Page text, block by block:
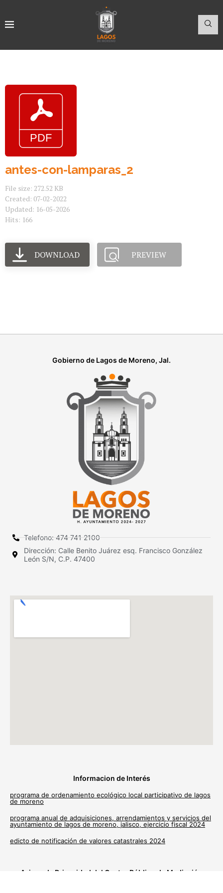
antes-con-lamparas_2
File size: 272.52 KB
Created: 07-02-2022
Updated: 16-05-2026
Hits: 166
DOWNLOAD PREVIEW
Gobierno de Lagos de Moreno, Jal.
Telefono: 474 741 2100
Dirección: Calle Benito Juárez esq. Francisco González
León S/N, C.P. 47400
Informacion de Interés
programa de ordenamiento ecológico local participativo de lagos
de moreno
programa anual de adquisiciones, arrendamientos y servicios del
ayuntamiento de lagos de moreno, jalisco, ejercicio fiscal 2024
edicto de notificación de valores catastrales 2024
Avisos de Privacidad del Centro Público de Mediación